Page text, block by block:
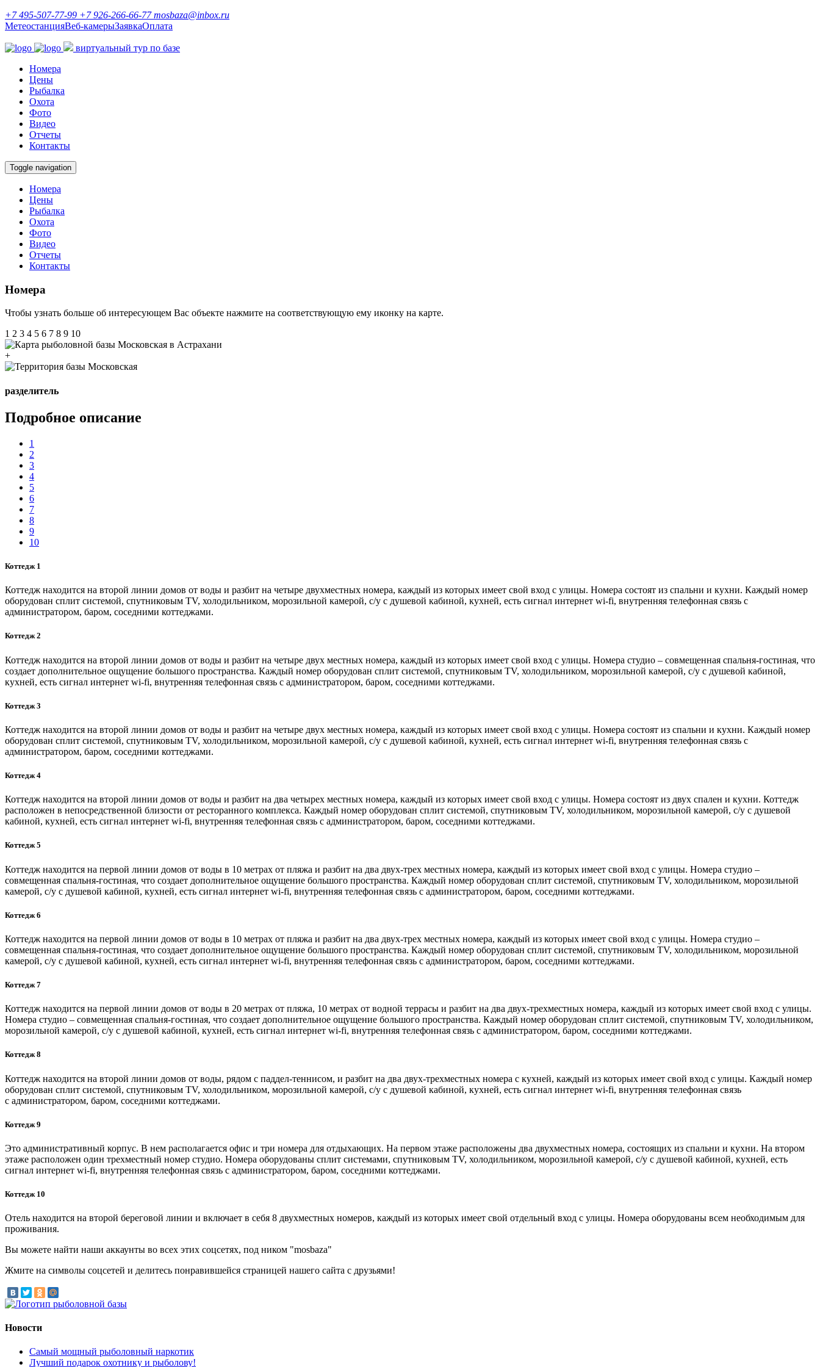
+7 495-507-77-99 +7 926-266-66-77 mosbaza@inbox.ru
МетеостанцияВеб-камерыЗаявкаОплата
виртуальный тур по базе
Номера
Цены
Рыбалка
Охота
Фото
Видео
Отчеты
Контакты
Toggle navigation
Номера
Цены
Рыбалка
Охота
Фото
Видео
Отчеты
Контакты
Номера
Чтобы узнать больше об интересующем Вас объекте нажмите на соответствующую ему иконку на карте.
1 2 3 4 5 6 7 8 9 10
+
разделитель
Подробное описание
1
2
3
4
5
6
7
8
9
10
Коттедж 1
Коттедж находится на второй линии домов от воды и разбит на четыре двухместных номера, каждый из которых имеет свой вход с улицы. Номера состоят из спальни и кухни. Каждый номер
оборудован сплит системой, спутниковым TV, холодильником, морозильной камерой, c/у c душевой кабиной, кухней, есть сигнал интернет wi-fi, внутренняя телефонная связь с
администратором, баром, соседними коттеджами.
Коттедж 2
Коттедж находится на второй линии домов от воды и разбит на четыре двух местных номера, каждый из которых имеет свой вход с улицы. Номера студио – совмещенная спальня-гостиная, что
создает дополнительное ощущение большого пространства. Каждый номер оборудован сплит системой, спутниковым TV, холодильником, морозильной камерой, c/у c душевой кабиной,
кухней, есть сигнал интернет wi-fi, внутренняя телефонная связь с администратором, баром, соседними коттеджами.
Коттедж 3
Коттедж находится на второй линии домов от воды и разбит на четыре двух местных номера, каждый из которых имеет свой вход с улицы. Номера состоят из спальни и кухни. Каждый номер
оборудован сплит системой, спутниковым TV, холодильником, морозильной камерой, c/у c душевой кабиной, кухней, есть сигнал интернет wi-fi, внутренняя телефонная связь с
администратором, баром, соседними коттеджами.
Коттедж 4
Коттедж находится на второй линии домов от воды и разбит на два четырех местных номера, каждый из которых имеет свой вход с улицы. Номера состоят из двух спален и кухни. Коттедж
расположен в непосредственной близости от ресторанного комплекса. Каждый номер оборудован сплит системой, спутниковым TV, холодильником, морозильной камерой, c/у c душевой
кабиной, кухней, есть сигнал интернет wi-fi, внутренняя телефонная связь с администратором, баром, соседними коттеджами.
Коттедж 5
Коттедж находится на первой линии домов от воды в 10 метрах от пляжа и разбит на два двух-трех местных номера, каждый из которых имеет свой вход с улицы. Номера студио –
совмещенная спальня-гостиная, что создает дополнительное ощущение большого пространства. Каждый номер оборудован сплит системой, спутниковым TV, холодильником, морозильной
камерой, c/у c душевой кабиной, кухней, есть сигнал интернет wi-fi, внутренняя телефонная связь с администратором, баром, соседними коттеджами.
Коттедж 6
Коттедж находится на первой линии домов от воды в 10 метрах от пляжа и разбит на два двух-трех местных номера, каждый из которых имеет свой вход с улицы. Номера студио –
совмещенная спальня-гостиная, что создает дополнительное ощущение большого пространства. Каждый номер оборудован сплит системой, спутниковым TV, холодильником, морозильной
камерой, c/у c душевой кабиной, кухней, есть сигнал интернет wi-fi, внутренняя телефонная связь с администратором, баром, соседними коттеджами.
Коттедж 7
Коттедж находится на первой линии домов от воды в 20 метрах от пляжа, 10 метрах от водной террасы и разбит на два двух-трехместных номера, каждый из которых имеет свой вход с улицы.
Номера студио – совмещенная спальня-гостиная, что создает дополнительное ощущение большого пространства. Каждый номер оборудован сплит системой, спутниковым TV, холодильником,
морозильной камерой, c/у c душевой кабиной, кухней, есть сигнал интернет wi-fi, внутренняя телефонная связь с администратором, баром, соседними коттеджами.
Коттедж 8
Коттедж находится на второй линии домов от воды, рядом с паддел-теннисом, и разбит на два двух-трехместных номера с кухней, каждый из которых имеет свой вход с улицы. Каждый номер
оборудован сплит системой, спутниковым TV, холодильником, морозильной камерой, c/у c душевой кабиной, кухней, есть сигнал интернет wi-fi, внутренняя телефонная связь
с администратором, баром, соседними коттеджами.
Коттедж 9
Это административный корпус. В нем располагается офис и три номера для отдыхающих. На первом этаже расположены два двухместных номера, состоящих из спальни и кухни. На втором
этаже расположен один трехместный номер студио. Номера оборудованы сплит системами, спутниковым TV, холодильником, морозильной камерой, c/у c душевой кабиной, кухней, есть
сигнал интернет wi-fi, внутренняя телефонная связь с администратором, баром, соседними коттеджами.
Коттедж 10
Отель находится на второй береговой линии и включает в себя 8 двухместных номеров, каждый из которых имеет свой отдельный вход с улицы. Номера оборудованы всем необходимым для
проживания.
Вы можете найти наши аккаунты во всех этих соцсетях, под ником "mosbaza"
Жмите на символы соцсетей и делитесь понравившейся страницей нашего сайта с друзьями!
Новости
Самый мощный рыболовный наркотик
Лучший подарок охотнику и рыболову!